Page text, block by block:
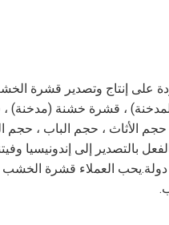
، قشرة خشنة (مدخنة)
الأثاث ، حجم الباب ، حجم
بالفعل بالتصدير إلى إندونيسيا
والفلبين وكوريا وغيرها لأكثر من 20